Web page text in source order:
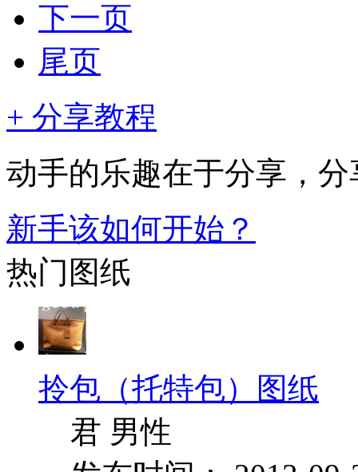
下一页
尾页
+ 分享教程
动手的乐趣在于分享， 分
新手该如何开始？
热门图纸
拎包（托特包）图纸
君 男性